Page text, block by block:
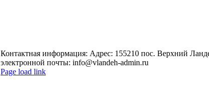
Контактная информация: Адрес: 155210 пос. Верхний
электронной почты: info@vlandeh-admin.ru
Page load link